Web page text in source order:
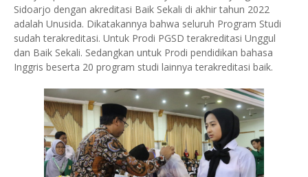
Sidoarjo dengan akreditasi Baik Sekali di akhir tahun 2022
adalah Unusida. Dikatakannya bahwa seluruh Program Studi
sudah terakreditasi. Untuk Prodi PGSD terakreditasi Unggul
dan Baik Sekali. Sedangkan untuk Prodi pendidikan bahasa
Inggris beserta 20 program studi lainnya terakreditasi baik.